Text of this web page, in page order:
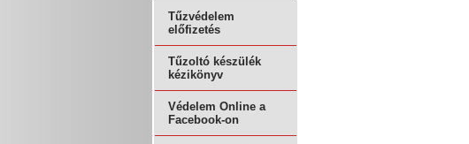
Tűzvédelem
előfizetés
Tűzoltó készülék
kézikönyv
Védelem Online a
Facebook-on